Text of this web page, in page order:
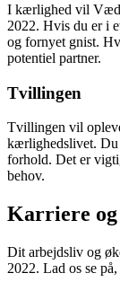
I kærlighed vil
2022. Hvis du er i
og fornyet gnist.
potentiel partner.
Tvillingen
Tvillingen vil
kærlighedslivet. Du
forhold. Det er
behov.
Karriere og
Dit arbejdsliv og
2022. Lad os se